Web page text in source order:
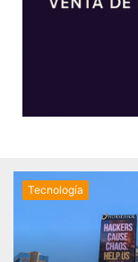
Tecnologí­a